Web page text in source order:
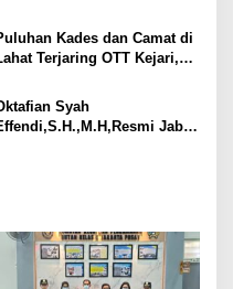
Kades dan Camat di
Terjaring OTT Kejari,
Lebih
Syah
Jabat